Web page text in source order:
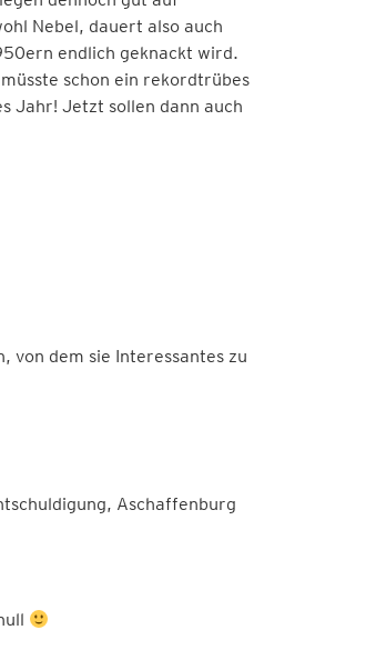
Nebel, dauert also auch
endlich geknackt wird.
schon ein rekordtrübes
Jahr! Jetzt sollen dann auch
von dem sie Interessantes zu
Aschaffenburg